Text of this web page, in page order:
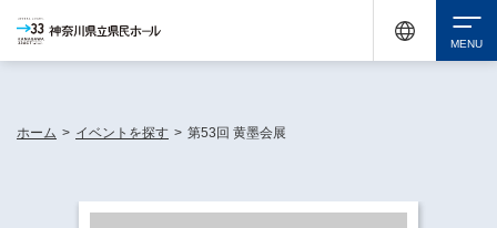
ホーム > イベントを探す > 第53回 黄墨会展